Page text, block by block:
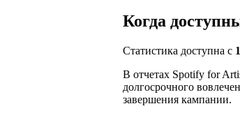
Когда
Статистика доступна с
В отчетах Spotify for
долгосрочного
завершения кампании.